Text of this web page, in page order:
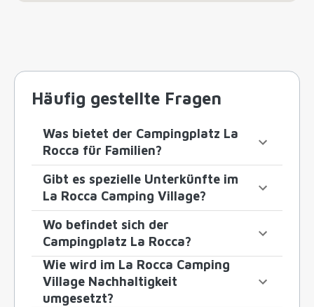
Häufig gestellte Fragen
Was bietet der Campingplatz La
Rocca für Familien?
Gibt es spezielle Unterkünfte im
La Rocca Camping Village?
Wo befindet sich der
Campingplatz La Rocca?
Wie wird im La Rocca Camping
Village Nachhaltigkeit
umgesetzt?